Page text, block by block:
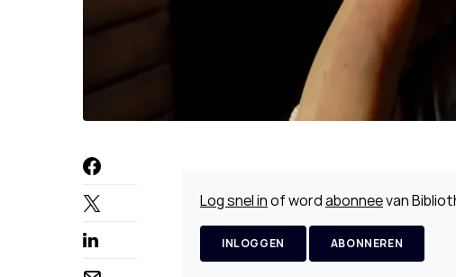
Log snel inof wordabonneevan
INLOGGEN ABONNEREN